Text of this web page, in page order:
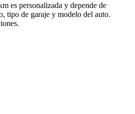
es personalizada y depende de
tipo de garaje y modelo del auto.